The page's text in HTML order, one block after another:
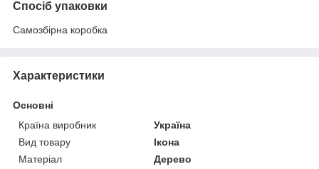
Спосіб упаковки
Самозбірна коробка
Характеристики
Основні
Країна виробник
Україна
Вид товару
Ікона
Матеріал
Дерево